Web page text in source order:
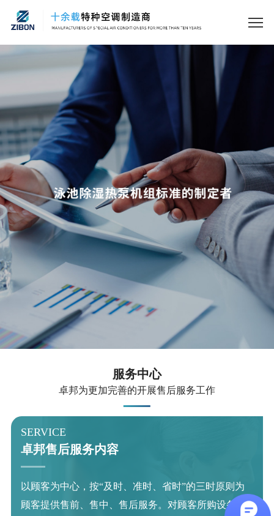
服务中心
卓邦为更加完善的开展售后服务工作
SERVICE
卓邦售后服务内容
以顾客为中心，按“及时、准时、省时”的三时原则为
顾客提供售前、售中、售后服务。对顾客所购设备提
行